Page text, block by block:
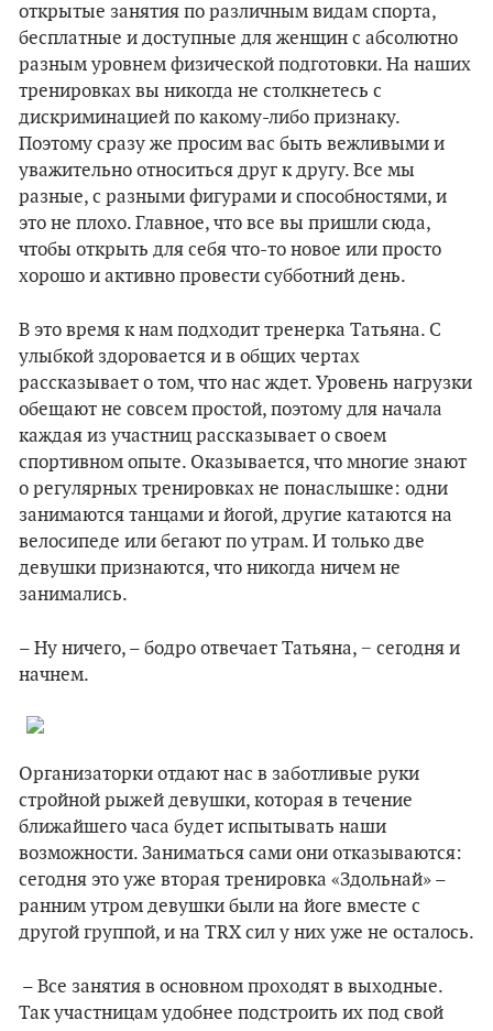
открытые занятия по различным видам спорта,
бесплатные и доступные для женщин с абсолютно
разным уровнем физической подготовки. На наших
тренировках вы никогда не столкнетесь с
дискриминацией по какому-либо признаку.
Поэтому сразу же просим вас быть вежливыми и
уважительно относиться друг к другу. Все мы
разные, с разными фигурами и способностями, и
это не плохо. Главное, что все вы пришли сюда,
чтобы открыть для себя что-то новое или просто
хорошо и активно провести субботний день.
В это время к нам подходит тренерка Татьяна. С
улыбкой здоровается и в общих чертах
рассказывает о том, что нас ждет. Уровень нагрузки
обещают не совсем простой, поэтому для начала
каждая из участниц рассказывает о своем
спортивном опыте. Оказывается, что многие знают
о регулярных тренировках не понаслышке: одни
занимаются танцами и йогой, другие катаются на
велосипеде или бегают по утрам. И только две
девушки признаются, что никогда ничем не
занимались.
– Ну ничего, – бодро отвечает Татьяна, − сегодня и
начнем.
Организаторки отдают нас в заботливые руки
стройной рыжей девушки, которая в течение
ближайшего часа будет испытывать наши
возможности. Заниматься сами они отказываются:
сегодня это уже вторая тренировка «Здольнай» –
ранним утром девушки были на йоге вместе с
другой группой, и на TRX сил у них уже не осталось.
– Все занятия в основном проходят в выходные.
Так участницам удобнее подстроить их под свой